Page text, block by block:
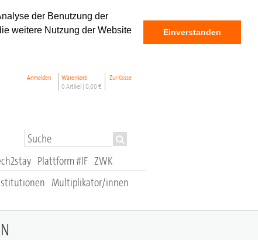
der Benutzung der
weitere Nutzung der Website
Einverstanden
Anmelden
Warenkorb
0 Artikel | 0,00 €
Zur Kasse
Multiplikator/innen
Plattform #IF ZWK